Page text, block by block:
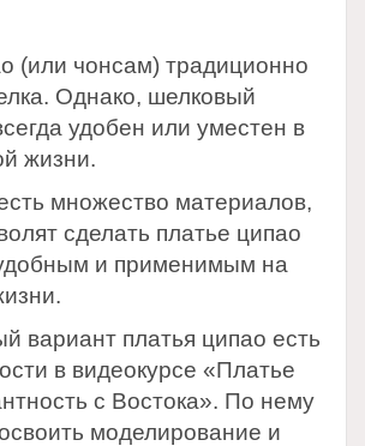
(или чонсам) традиционно
Однако, шелковый
удобен или уместен в
жизни.
множество материалов,
сделать платье ципао
и применимым на
вариант платья ципао есть
в видеокурсе «Платье
с Востока». По нему
моделирование и